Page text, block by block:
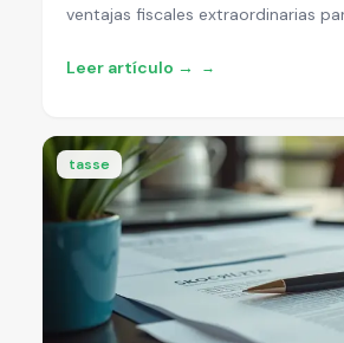
ventajas fiscales extraordinarias
Descubre cómo ahorrar hasta un
Leer artículo → →
tasse